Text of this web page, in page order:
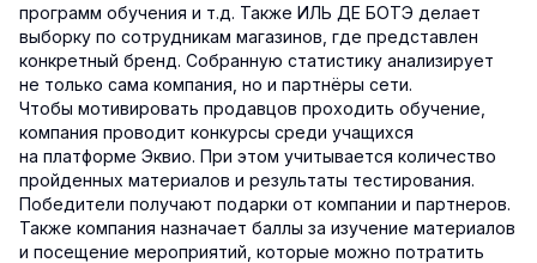
программ обучения и т.д. Также ИЛЬ ДЕ БОТЭ делает
выборку по сотрудникам магазинов, где представлен
конкретный бренд. Собранную статистику анализирует
не только сама компания, но и партнёры сети.
Чтобы мотивировать продавцов проходить обучение,
компания проводит конкурсы среди учащихся
на платформе Эквио. При этом учитывается количество
пройденных материалов и результаты тестирования.
Победители получают подарки от компании и партнеров.
Также компания назначает баллы за изучение материалов
и посещение мероприятий, которые можно потратить